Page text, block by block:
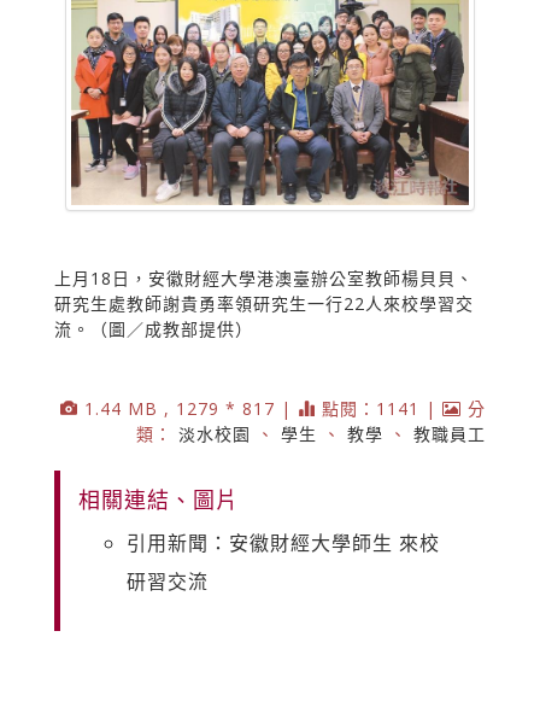
上月18日，安徽財經大學港澳臺辦公室教師楊貝貝、
研究生處教師謝貴勇率領研究生一行22人來校學習交
流。（圖／成教部提供）
1.44 MB , 1279 * 817 | 點閱：1141 |
分
類： 淡水校園 、 學生 、 教學 、 教職員工
相關連結、圖片
引用新聞：安徽財經大學師生 來校
研習交流